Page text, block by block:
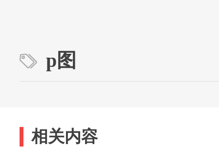
p图
相关内容